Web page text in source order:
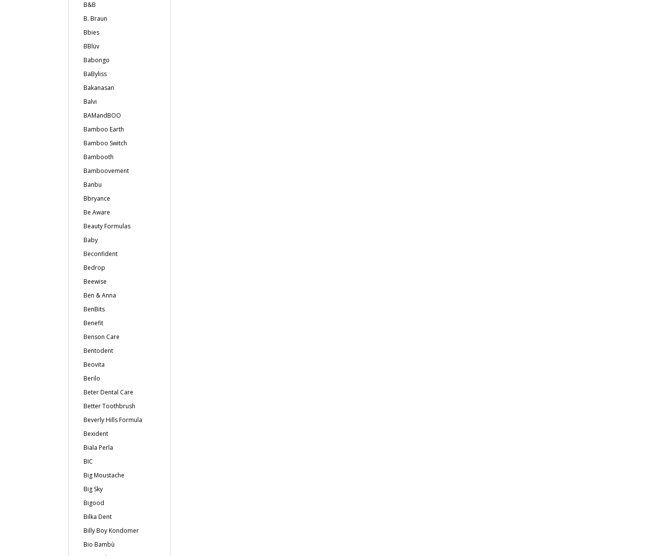
B&B
B. Braun
Bbies
BBlüv
Babongo
BaByliss
Bakanasan
Balvi
BAMandBOO
Bamboo Earth
Bamboo Switch
Bambooth
Bamboovement
Banbu
Bbryance
Be Aware
Beauty Formulas
Baby
Beconfident
Bedrop
Beewise
Ben & Anna
BenBits
Benefit
Benson Care
Bentodent
Beovita
Berilo
Beter Dental Care
Better Toothbrush
Beverly Hills Formula
Bexident
Biala Perla
BIC
Big Moustache
Big Sky
Bigood
Bilka Dent
Billy Boy Kondomer
Bio Bambù